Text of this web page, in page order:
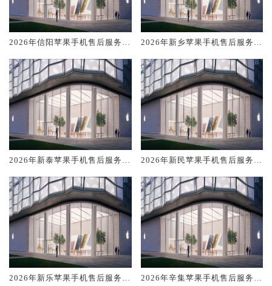
2026年信阳苹果手机售后服务维
排名对比知名
2026年新乡苹果手机售后服务维
排名对比知名
2026年新泰苹果手机售后服务维
排名对比知名
2026年新民苹果手机售后服务维
排名对比知名
2026年新乐苹果手机售后服务维
2026年辛集苹果手机售后服务维